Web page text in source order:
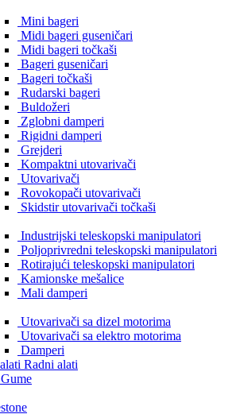
Mini bageri
Midi bageri guseničari
Midi bageri točkaši
Bageri guseničari
Bageri točkaši
Rudarski bageri
Buldožeri
Zglobni damperi
Rigidni damperi
Grejderi
Kompaktni utovarivači
Utovarivači
Rovokopači utovarivači
Skidstir utovarivači točkaši
Industrijski teleskopski manipulatori
Poljoprivredni teleskopski manipulatori
Rotirajući teleskopski manipulatori
Kamionske mešalice
Mali damperi
Utovarivači sa dizel motorima
Utovarivači sa elektro motorima
Damperi
Radni alati
Gume